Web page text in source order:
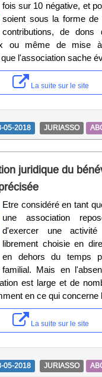
fois sur 10 négative, et
soient sous la forme de
contributions, de dons
ou même de mise
l'association sache
La suite sur le site
05-2018 JURIASSO
juridique du
Etre considéré en tant
une association
d'exercer une activité
librement choisie en
en dehors du temps
familial. Mais en
est large et de
en ce qui concerne
La suite sur le site
05-2018 JURIASSO